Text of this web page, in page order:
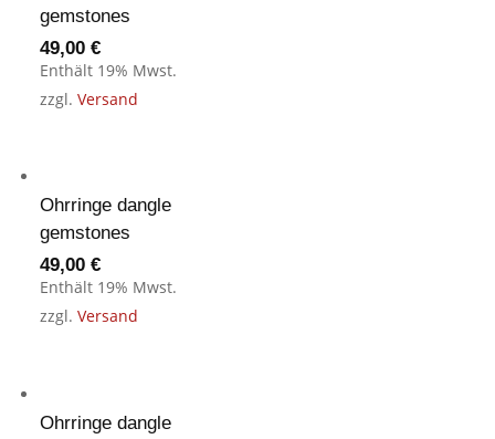
gemstones
49,00€
Enthält 19% Mwst.
zzgl.Versand
Ohrringe dangle
gemstones
49,00€
Enthält 19% Mwst.
zzgl.Versand
Ohrringe dangle